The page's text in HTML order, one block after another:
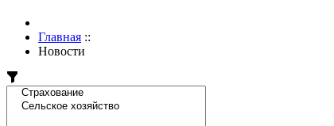
Главная ::
Новости